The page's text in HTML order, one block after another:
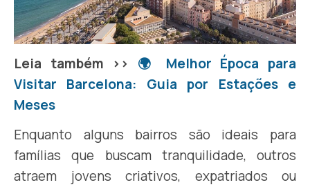
Leia também >> 🌍 Melhor Época para
Visitar Barcelona: Guia por Estações e
Meses
Enquanto alguns bairros são ideais para
famílias que buscam tranquilidade, outros
atraem jovens criativos, expatriados ou